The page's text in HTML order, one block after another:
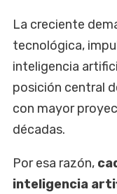
La creciente
tecnológica,
inteligencia
posición central
con mayor
décadas.
Por esa razón,
inteligencia